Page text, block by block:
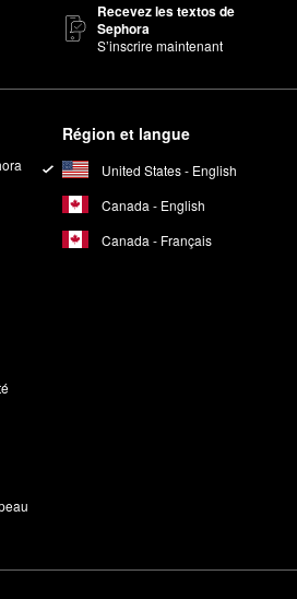
Recevez les textos de
Sephora
S’inscrire maintenant
Région et langue
United States - English
Canada - English
Canada - Français